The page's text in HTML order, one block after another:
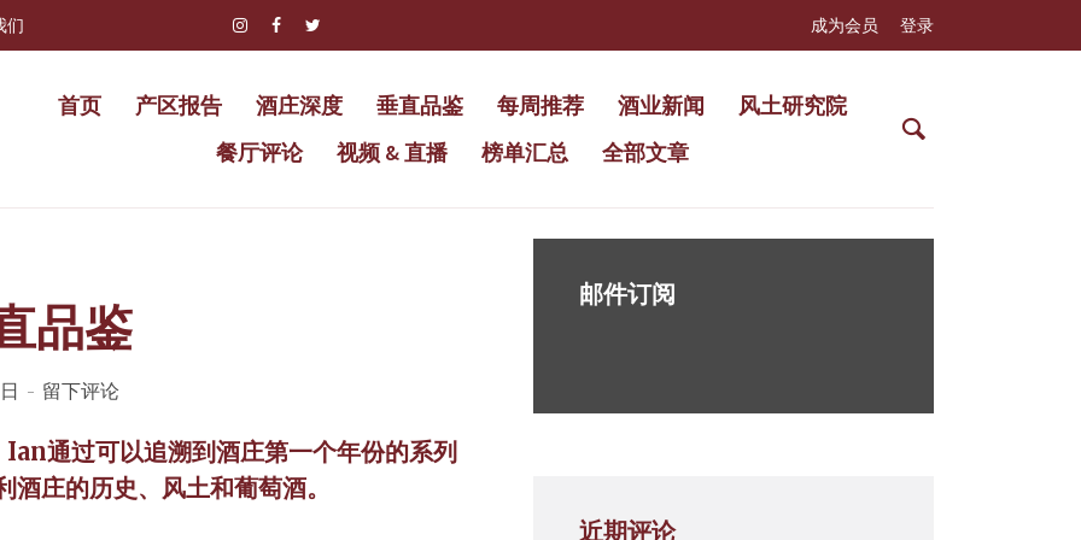
们 成为会员 登录
首页 产区报告 酒庄深度 垂直品鉴 每周推荐 酒业新闻
风土研究院
餐厅评论
视频 & 直播 榜单汇总 全部文章
品鉴
留下评论
通过可以追溯到酒庄第一个年份的系列
庄的历史、风土和葡萄酒。
邮件订阅
近期评论